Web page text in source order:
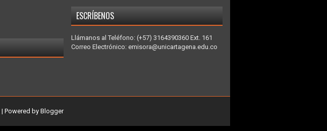
ESCRÍBENOS
Llámanos al Teléfono: (+57) 3164390360 Ext. 161
Correo Electrónico: emisora@unicartagena.edu.co
| Powered by Blogger